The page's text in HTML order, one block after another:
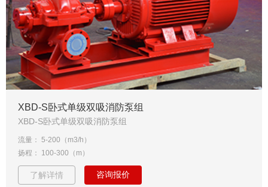
XBD-S卧式单级双吸消防泵组
XBD-S卧式单级双吸消防泵组
流量： 5-200（m3/h）
扬程： 100-300（m）
了解详情 咨询报价